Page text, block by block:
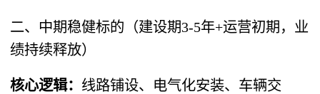
二、中期稳健标的（建设期3-5年+运营初期，业
绩持续释放）
核心逻辑： 线路铺设、电气化安装、车辆交